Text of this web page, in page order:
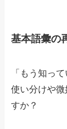
基本語彙の
「もう知っ
使い分けや
すか？